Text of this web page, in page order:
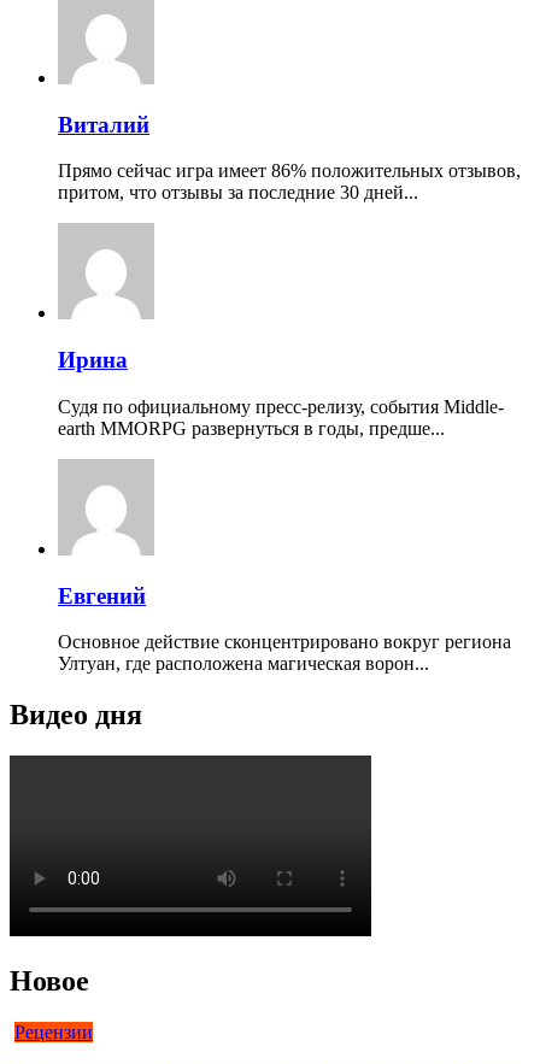
Виталий
Прямо сейчас игра имеет 86% положительных отзывов,
притом, что отзывы за последние 30 дней...
Ирина
Судя по официальному пресс-релизу, события Middle-
earth MMORPG развернуться в годы, предше...
Евгений
Основное действие сконцентрировано вокруг региона
Ултуан, где расположена магическая ворон...
Видео дня
Новое
Рецензии